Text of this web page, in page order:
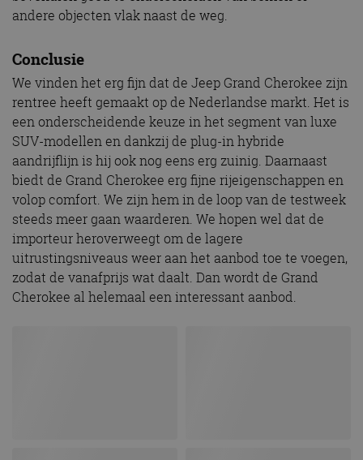
andere objecten vlak naast de weg.
Conclusie
We vinden het erg fijn dat de Jeep Grand Cherokee zijn
rentree heeft gemaakt op de Nederlandse markt. Het is
een onderscheidende keuze in het segment van luxe
SUV-modellen en dankzij de plug-in hybride
aandrijflijn is hij ook nog eens erg zuinig. Daarnaast
biedt de Grand Cherokee erg fijne rijeigenschappen en
volop comfort. We zijn hem in de loop van de testweek
steeds meer gaan waarderen. We hopen wel dat de
importeur heroverweegt om de lagere
uitrustingsniveaus weer aan het aanbod toe te voegen,
zodat de vanafprijs wat daalt. Dan wordt de Grand
Cherokee al helemaal een interessant aanbod.